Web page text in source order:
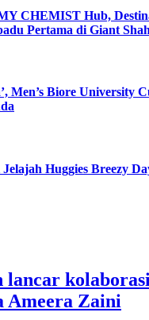
CHEMIST Hub,
Pertama di Giant
Men’s Biore University
Huggies Breezy
lancar
Ameera Zaini